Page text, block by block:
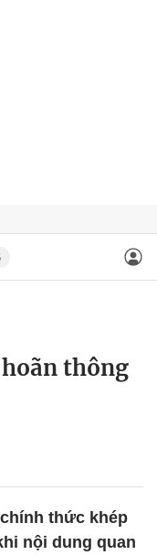
thông
thức khép
nội dung quan